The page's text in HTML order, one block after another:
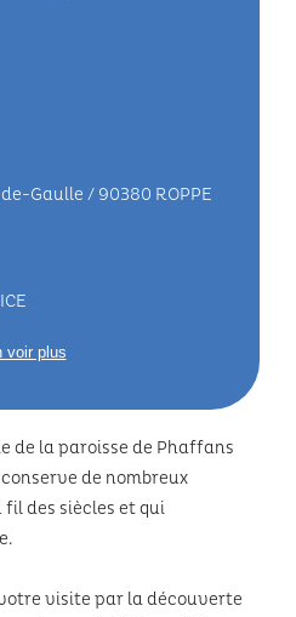
Gaulle / 90380 ROPPE
voir plus
de la paroisse de Phaffans
de nombreux
des siècles et qui
visite par la découverte